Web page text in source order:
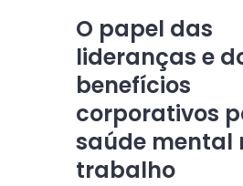
O papel das
lideranças e
benefícios
corporativos
saúde mental
trabalho